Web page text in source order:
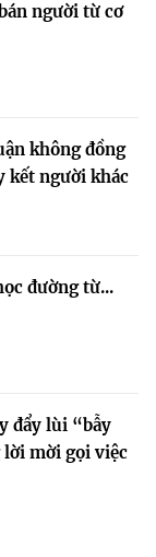
người từ cơ
không đồng
kết người khác
đường từ...
đẩy lùi “bẫy
lời mời gọi việc